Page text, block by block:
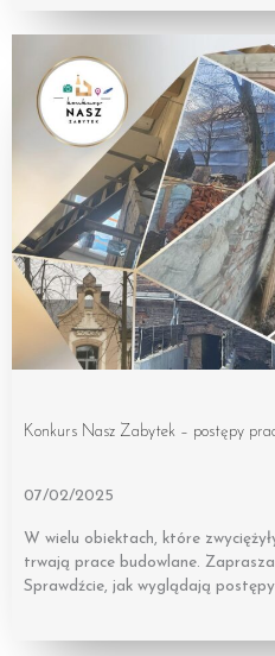
Konkurs Nasz Zabytek – postępy
07/02/2025
W wielu obiektach, które
trwają prace budowlane.
Sprawdźcie, jak wyglądają